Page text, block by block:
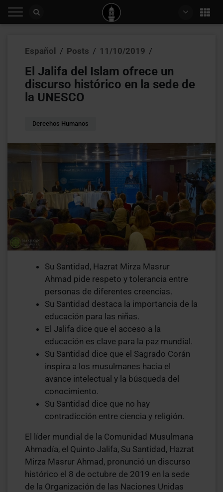
Español / Posts / 11/10/2019 /
El Jalifa del Islam ofrece un
discurso histórico en la sede de
la UNESCO
Derechos Humanos
Su Santidad, Hazrat Mirza Masrur
Ahmad pide respeto y tolerancia entre
personas de diferentes creencias.
Su Santidad destaca la importancia de la
educación para las niñas.
El Jalifa dice que el acceso a la
educación es clave para la paz mundial.
Su Santidad dice que el Sagrado Corán
inspira a los musulmanes hacia el
avance intelectual y la búsqueda del
conocimiento.
Su Santidad dice que no hay
contradicción entre ciencia y religión.
El líder mundial de la Comunidad Musulmana
Ahmadía, el Quinto Jalifa, Su Santidad, Hazrat
Mirza Masrur Ahmad, pronunció un discurso
histórico el 8 de octubre de 2019 en la sede
de la Organización de las Naciones Unidas